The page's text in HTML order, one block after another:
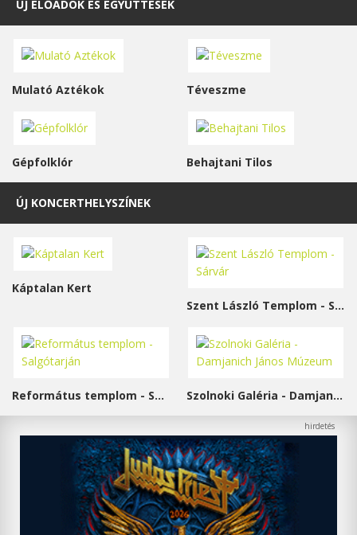
ÚJ ELŐADÓK ÉS EGYÜTTESEK
Mulató Aztékok Téveszme
Gépfolklór Behajtani Tilos
ÚJ KONCERTHELYSZÍNEK
Káptalan Kert
Szent László Templom - Sárvár
Református templom - Salgótarján Szolnoki Galéria - Damjanich János Múzeum